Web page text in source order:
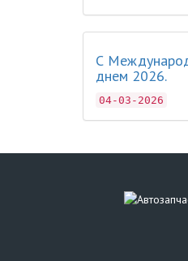
С
днем 2026.
04-03-2026